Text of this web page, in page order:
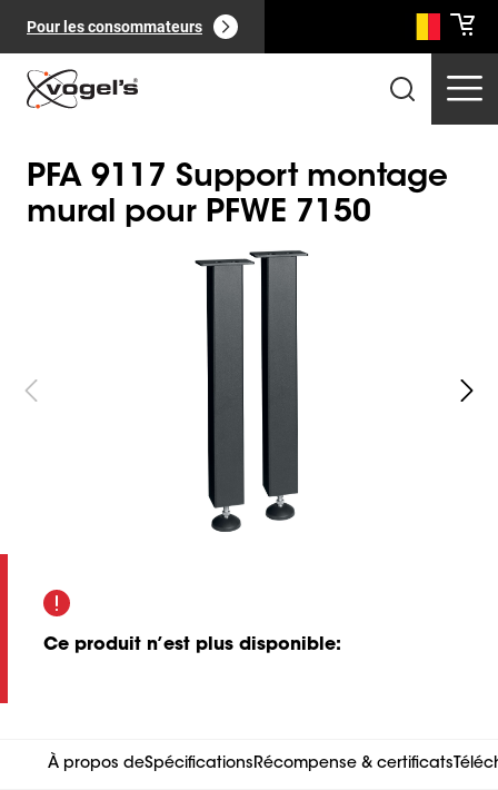
Pour les consommateurs
PFA 9117 Support montage
mural pour PFWE 7150
Ce produit n’est plus disponible:
À propos deSpécificationsRécompense & certificats